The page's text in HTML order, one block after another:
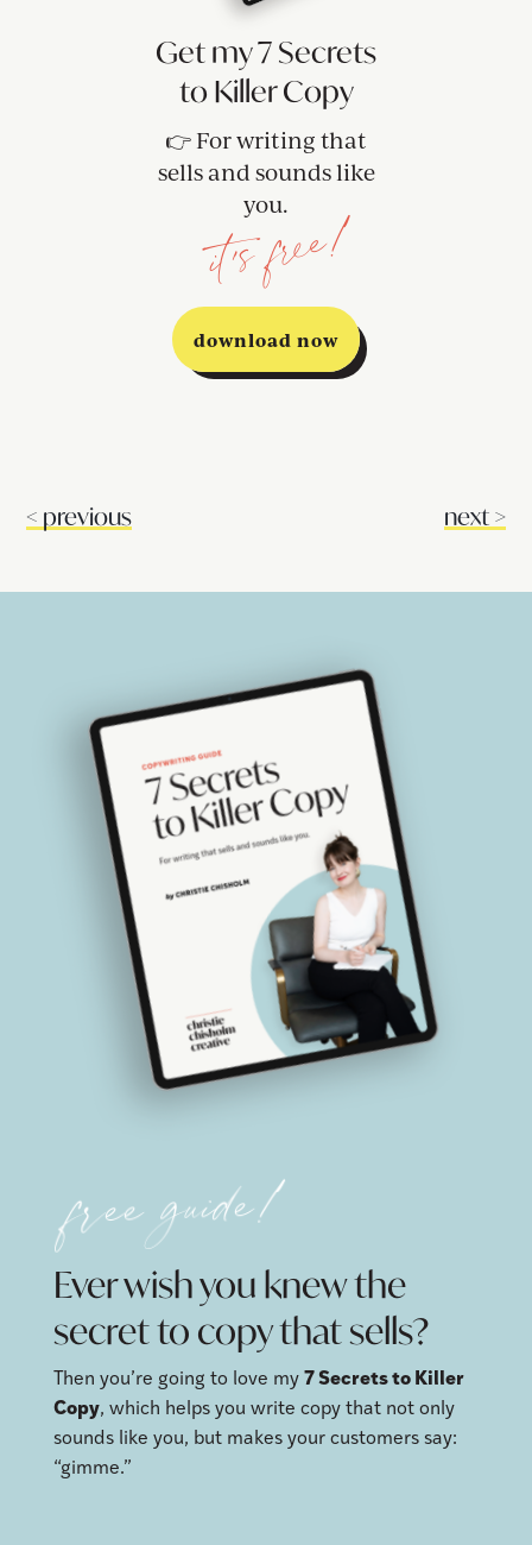
Get my 7 Secrets
to Killer Copy
👉 For writing that
sells and sounds like
you.
it's free!
download now
< previous next>
free guide!
Ever wish you knew the
secret to copy that sells?
Then you’re going to love my 7 Secrets to Killer
Copy, which helps you write copy that not only
sounds like you, but makes your customers say:
“gimme.”